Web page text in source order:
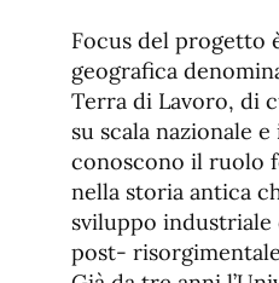
Focus del progetto
geografica
Terra di Lavoro, di
su scala nazionale
conoscono il ruolo
nella storia antica
sviluppo industriale
post-